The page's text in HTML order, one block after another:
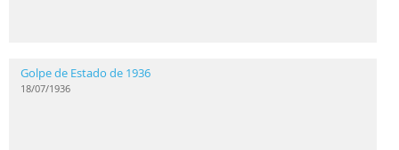
Golpe de Estado de 1936
18/07/1936